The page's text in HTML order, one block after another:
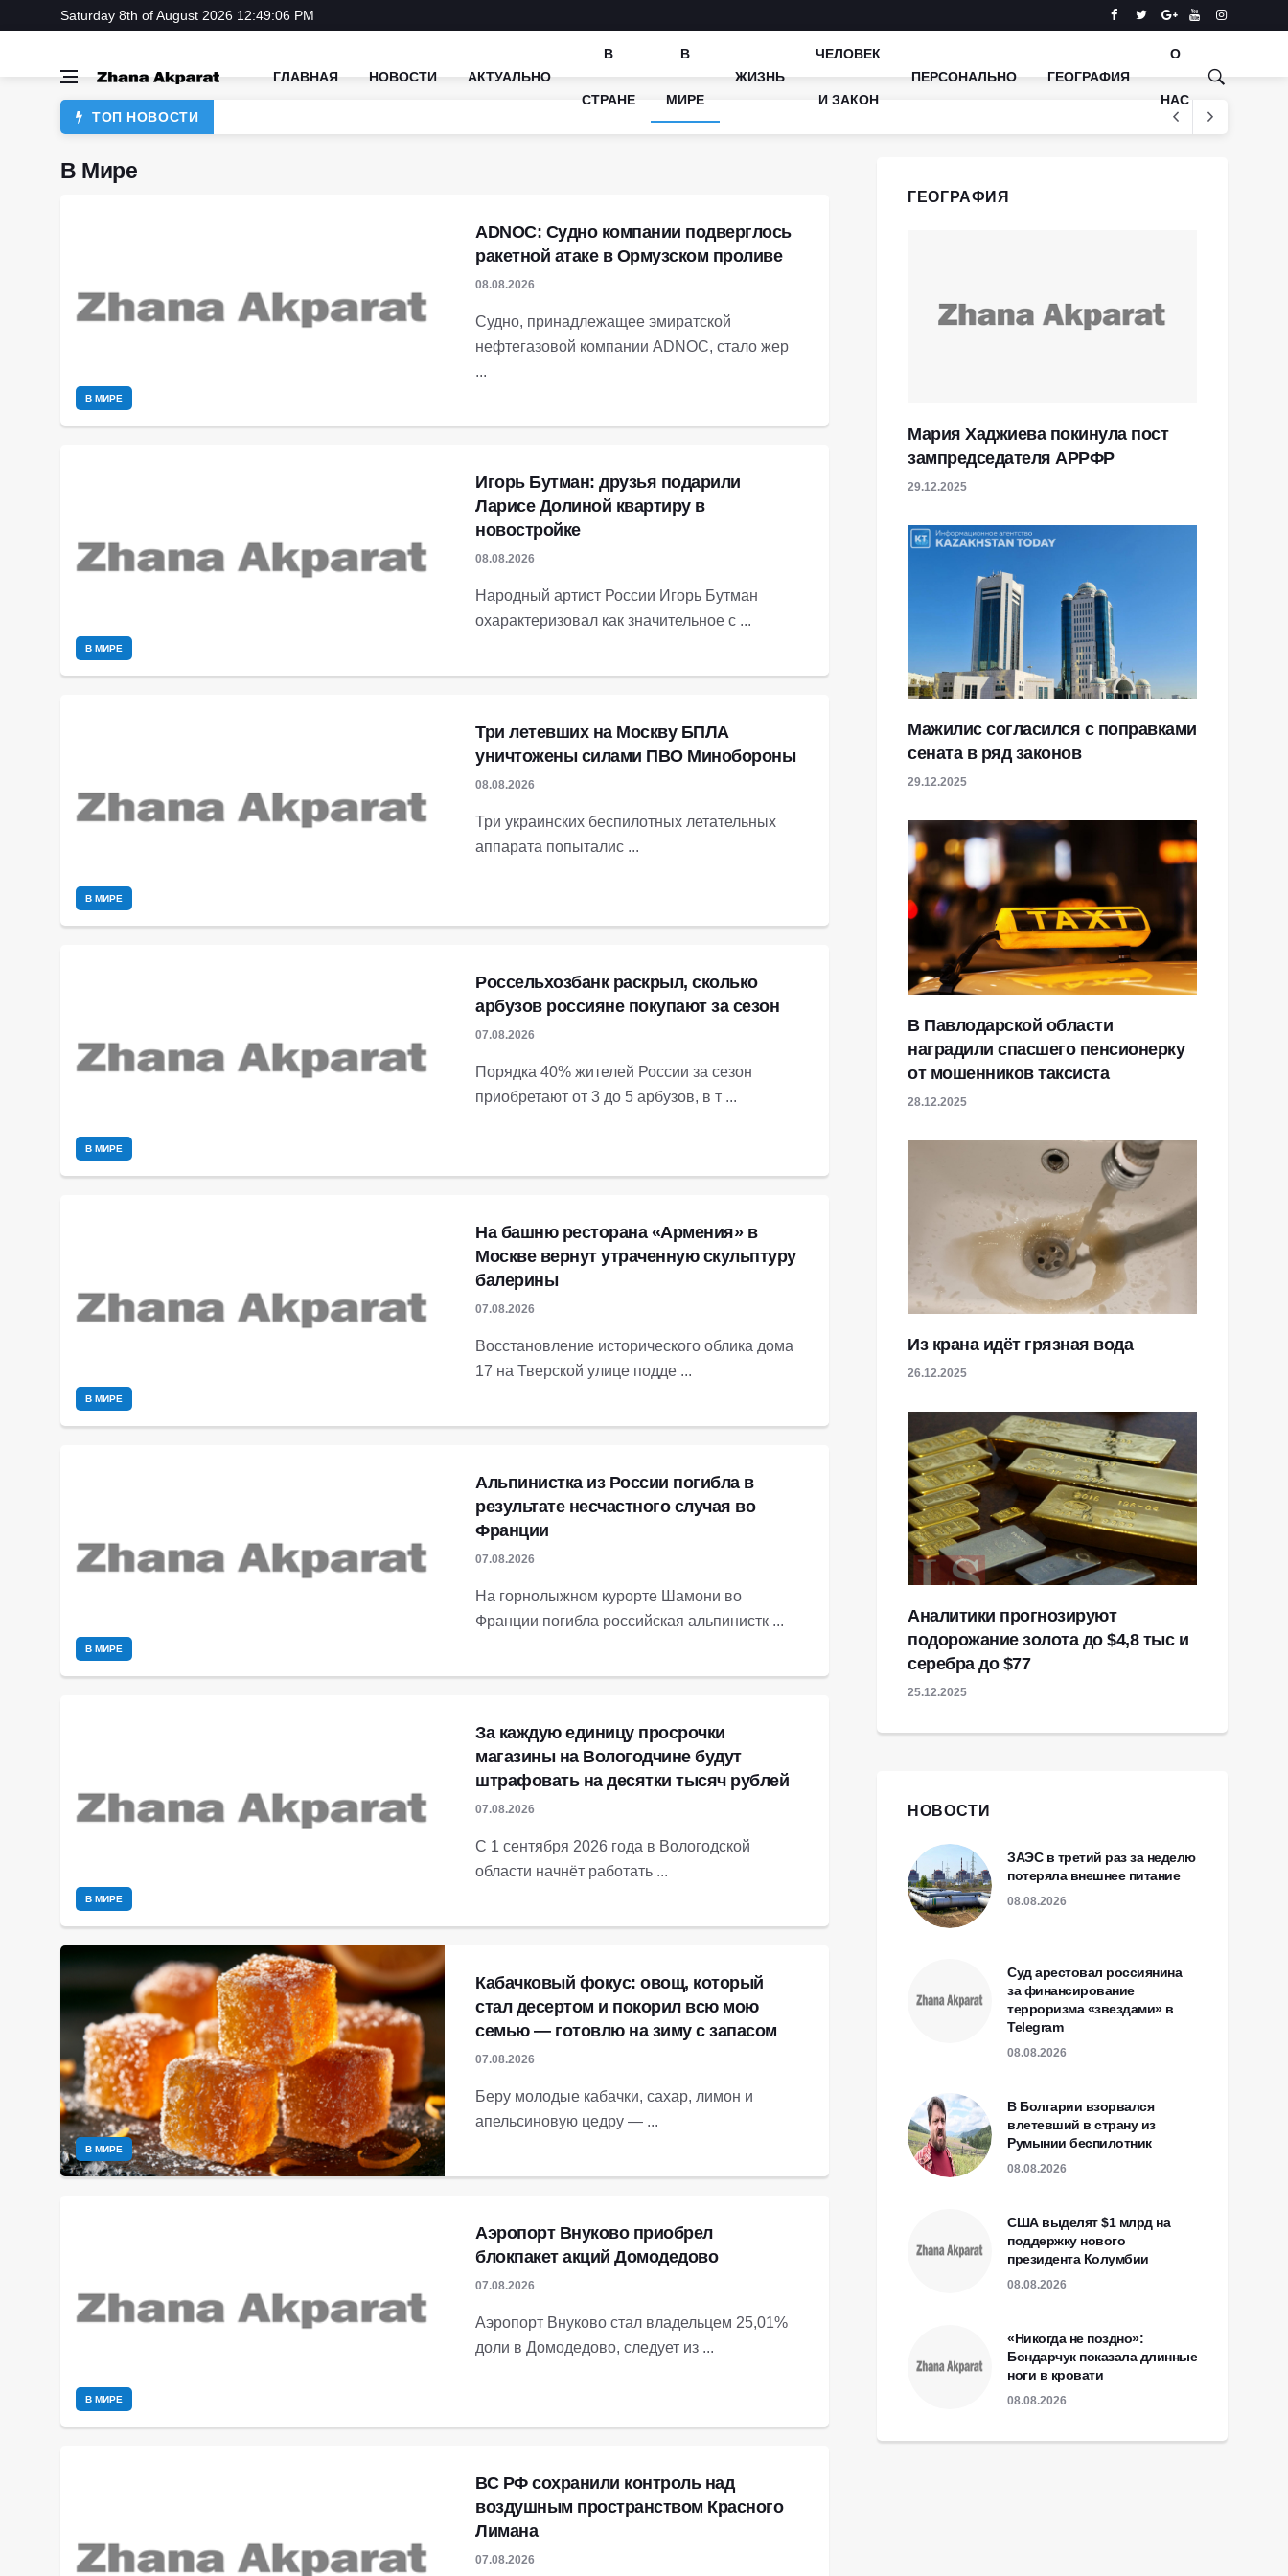
Saturday 8th of August 2026 12:49:06 PM
ГЛАВНАЯ НОВОСТИ АКТУАЛЬНО
В
СТРАНЕ
В
МИРЕ
ЖИЗНЬ
ЧЕЛОВЕК
И ЗАКОН
ПЕРСОНАЛЬНО ГЕОГРАФИЯ
О
НАС
ТОП НОВОСТИ
В Мире
В МИРЕ
ADNOC: Судно компании подверглось
ракетной атаке в Ормузском проливе
08.08.2026
Судно, принадлежащее эмиратской
нефтегазовой компании ADNOC, стало жер
...
В МИРЕ
Игорь Бутман: друзья подарили
Ларисе Долиной квартиру в
новостройке
08.08.2026
Народный артист России Игорь Бутман
охарактеризовал как значительное с ...
В МИРЕ
Три летевших на Москву БПЛА
уничтожены силами ПВО Минобороны
08.08.2026
Три украинских беспилотных летательных
аппарата попыталис ...
В МИРЕ
Россельхозбанк раскрыл, сколько
арбузов россияне покупают за сезон
07.08.2026
Порядка 40% жителей России за сезон
приобретают от 3 до 5 арбузов, в т ...
В МИРЕ
На башню ресторана «Армения» в
Москве вернут утраченную скульптуру
балерины
07.08.2026
Восстановление исторического облика дома
17 на Тверской улице подде ...
В МИРЕ
Альпинистка из России погибла в
результате несчастного случая во
Франции
07.08.2026
На горнолыжном курорте Шамони во
Франции погибла российская альпинистк ...
В МИРЕ
За каждую единицу просрочки
магазины на Вологодчине будут
штрафовать на десятки тысяч рублей
07.08.2026
С 1 сентября 2026 года в Вологодской
области начнёт работать ...
В МИРЕ
Кабачковый фокус: овощ, который
стал десертом и покорил всю мою
семью — готовлю на зиму с запасом
07.08.2026
Беру молодые кабачки, сахар, лимон и
апельсиновую цедру — ...
В МИРЕ
Аэропорт Внуково приобрел
блокпакет акций Домодедово
07.08.2026
Аэропорт Внуково стал владельцем 25,01%
доли в Домодедово, следует из ...
ВС РФ сохранили контроль над
воздушным пространством Красного
Лимана
07.08.2026
ГЕОГРАФИЯ
Мария Хаджиева покинула пост
зампредседателя АРРФР
29.12.2025
Мажилис согласился с поправками
сената в ряд законов
29.12.2025
В Павлодарской области
наградили спасшего пенсионерку
от мошенников таксиста
28.12.2025
Из крана идёт грязная вода
26.12.2025
Аналитики прогнозируют
подорожание золота до $4,8 тыс и
серебра до $77
25.12.2025
НОВОСТИ
ЗАЭС в третий раз за неделю
потеряла внешнее питание
08.08.2026
Суд арестовал россиянина
за финансирование
терроризма «звездами» в
Telegram
08.08.2026
В Болгарии взорвался
влетевший в страну из
Румынии беспилотник
08.08.2026
США выделят $1 млрд на
поддержку нового
президента Колумбии
08.08.2026
«Никогда не поздно»:
Бондарчук показала длинные
ноги в кровати
08.08.2026